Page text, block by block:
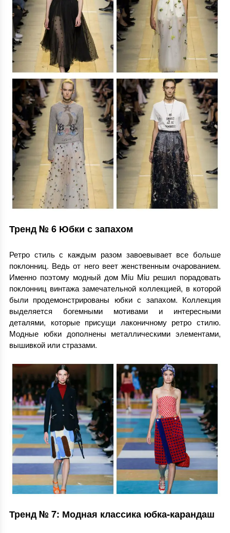
Тренд № 6 Юбки с запахом
Ретро стиль с каждым разом завоевывает все больше
поклонниц. Ведь от него веет женственным очарованием.
Именно поэтому модный дом Miu Miu решил порадовать
поклонниц винтажа замечательной коллекцией, в которой
были продемонстрированы юбки с запахом. Коллекция
выделяется богемными мотивами и интересными
деталями, которые присущи лаконичному ретро стилю.
Модные юбки дополнены металлическими элементами,
вышивкой или стразами.
Тренд № 7: Модная классика юбка-карандаш